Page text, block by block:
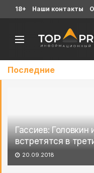
Последние
Гассиев: Головкин
встретятся в
20.09.2018
18+ Наши контакты